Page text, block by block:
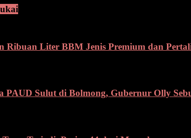
Ribuan Liter BBM Jenis Premium dan
PAUD Sulut di Bolmong, Gubernur Olly